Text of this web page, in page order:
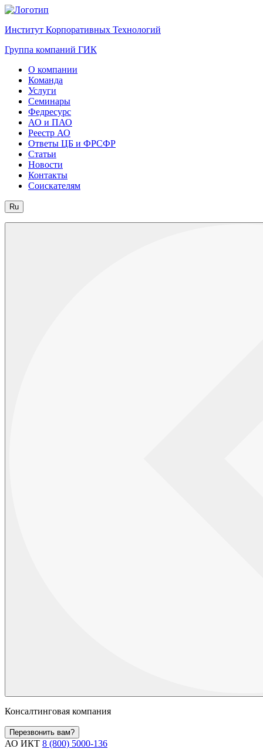
Институт Корпоративных Технологий
Группа компаний ГИК
О компании
Команда
Услуги
Семинары
Федресурс
АО и ПАО
Реестр АО
Ответы ЦБ и ФРСФР
Статьи
Новости
Контакты
Соискателям
Ru
Консалтинговая компания
Перезвонить вам?
АО ИКТ 8 (800) 5000-136